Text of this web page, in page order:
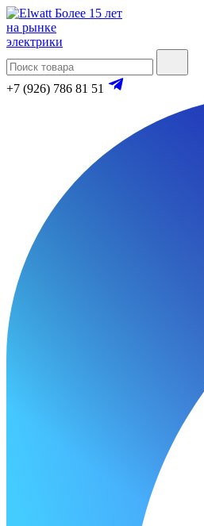
Более 15 лет
на рынке
электрики
+7 (926) 786 81 51